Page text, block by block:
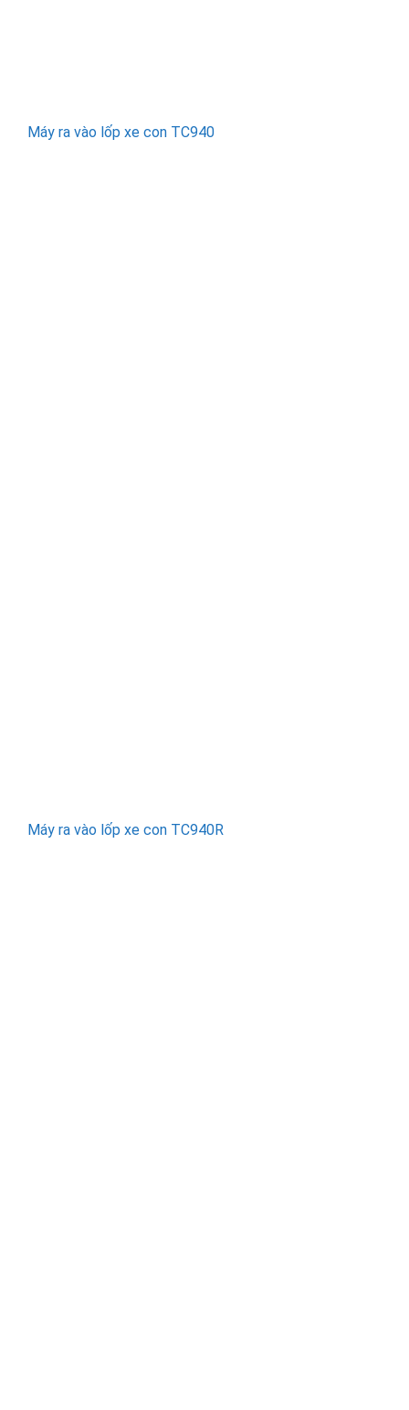
Máy ra vào lốp xe con TC940
Máy ra vào lốp xe con TC940R